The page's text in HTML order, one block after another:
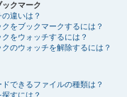
ックマーク
違いは？
をブックマークするには？
をウォッチするには？
のウォッチを解除するには？
できるファイルの種類は？
すには？